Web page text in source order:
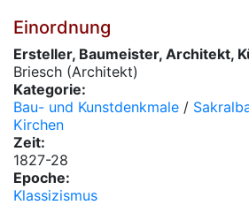
Einordnung
Ersteller, Baumeister, Architekt,
Briesch (Architekt)
Kategorie:
Bau- und Kunstdenkmale /
Kirchen
Zeit:
1827-28
Epoche:
Klassizismus